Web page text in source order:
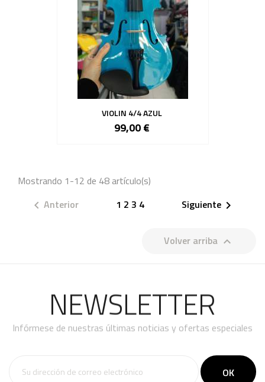
VIOLIN 4/4 AZUL
99,00 €
Mostrando 1-12 de 48 artículo(s)
 Anterior 1 2 3 4 Siguiente 
Volver arriba 
NEWSLETTER
Infórmese de nuestras últimas noticias y ofertas especiales